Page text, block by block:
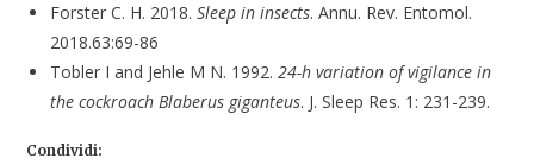
Forster C. H. 2018.Sleep in insects. Annu. Rev. Entomol.
2018.63:69-86
Tobler I and Jehle M N. 1992.24-h variation of vigilance in
the cockroach Blaberus giganteus. J. Sleep Res. 1: 231-239.
Condividi: